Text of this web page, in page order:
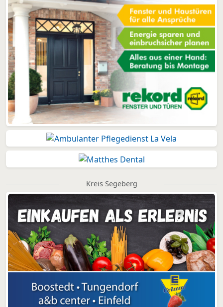
Kreis Segeberg